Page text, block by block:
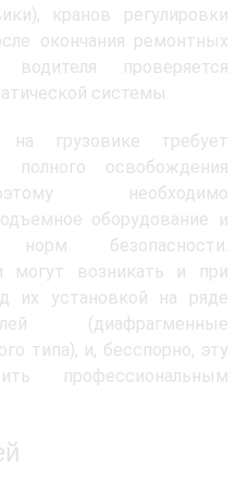
кранов регулировки
окончания ремонтных
проверяется
системы.
на грузовике требует
освобождения
необходимо
оборудование и
безопасности.
могут возникать и при
их установкой на ряде
(диафрагменные
типа), и, бесспорно, эту
профессиональным